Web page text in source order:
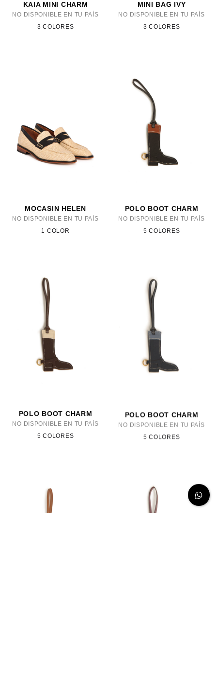
KAIA MINI CHARM
NO DISPONIBLE EN TU PAÍS
3 COLORES
MINI BAG IVY
NO DISPONIBLE EN TU PAÍS
3 COLORES
MOCASIN HELEN
NO DISPONIBLE EN TU PAÍS
1 COLOR
POLO BOOT CHARM
NO DISPONIBLE EN TU PAÍS
5 COLORES
POLO BOOT CHARM
NO DISPONIBLE EN TU PAÍS
5 COLORES
POLO BOOT CHARM
NO DISPONIBLE EN TU PAÍS
5 COLORES